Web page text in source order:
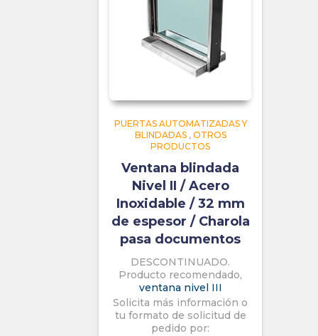
PUERTAS AUTOMATIZADAS Y
BLINDADAS, OTROS
PRODUCTOS
Ventana blindada
Nivel II / Acero
Inoxidable / 32 mm
de espesor / Charola
pasa documentos
DESCONTINUADO.
Producto recomendado,
ventana nivel III
Solicita más información o
tu formato de solicitud de
pedido por: